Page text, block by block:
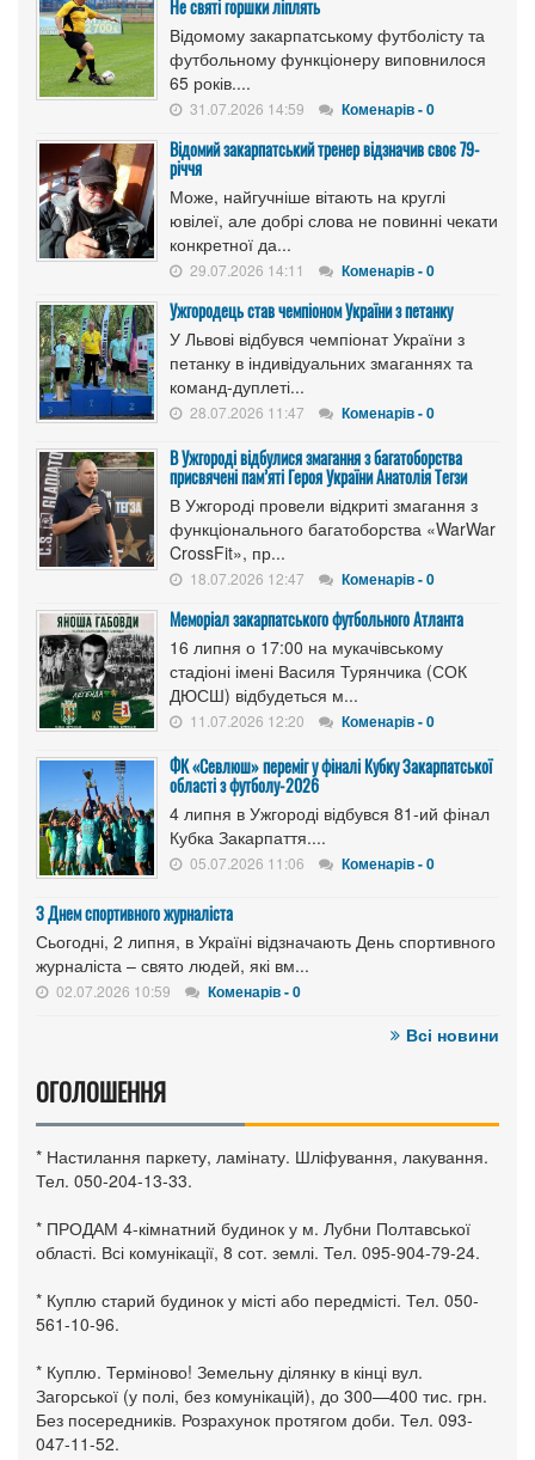
Не святі горшки ліплять
Відомому закарпатському футболісту та
футбольному функціонеру виповнилося
65 років....
31.07.2026 14:59 Коменарів - 0
Відомий закарпатський тренер відзначив своє 79-
річчя
Може, найгучніше вітають на круглі
ювілеї, але добрі слова не повинні чекати
конкретної да...
29.07.2026 14:11 Коменарів - 0
Ужгородець став чемпіоном України з петанку
У Львові відбувся чемпіонат України з
петанку в індивідуальних змаганнях та
команд-дуплеті...
28.07.2026 11:47 Коменарів - 0
В Ужгороді відбулися змагання з багатоборства
присвячені пам’яті Героя України Анатолія Тегзи
В Ужгороді провели відкриті змагання з
функціонального багатоборства «WarWar
CrossFit», пр...
18.07.2026 12:47 Коменарів - 0
Меморіал закарпатського футбольного Атланта
16 липня о 17:00 на мукачівському
стадіоні імені Василя Турянчика (СОК
ДЮСШ) відбудеться м...
11.07.2026 12:20 Коменарів - 0
ФК «Севлюш» переміг у фіналі Кубку Закарпатської
області з футболу-2026
4 липня в Ужгороді відбувся 81-ий фінал
Кубка Закарпаття....
05.07.2026 11:06 Коменарів - 0
З Днем спортивного журналіста
Сьогодні, 2 липня, в Україні відзначають День спортивного
журналіста – свято людей, які вм...
02.07.2026 10:59 Коменарів - 0
Всі новини
ОГОЛОШЕННЯ
* Настилання паркету, ламінату. Шліфування, лакування.
Тел. 050-204-13-33.
* ПРОДАМ 4-кімнатний будинок у м. Лубни Полтавської
області. Всі комунікації, 8 сот. землі. Тел. 095-904-79-24.
* Куплю старий будинок у місті або передмісті. Тел. 050-
561-10-96.
* Куплю. Терміново! Земельну ділянку в кінці вул.
Загорської (у полі, без комунікацій), до 300—400 тис. грн.
Без посередників. Розрахунок протягом доби. Тел. 093-
047-11-52.